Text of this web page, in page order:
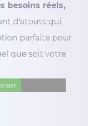
besoins réels,
d'atouts qui
parfaite pour
que soit votre